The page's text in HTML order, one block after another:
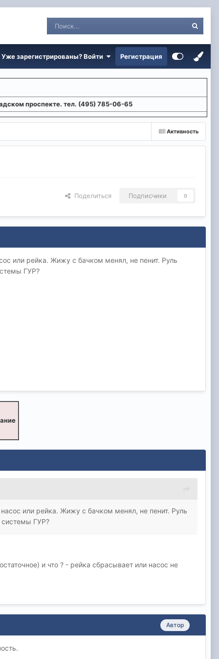
Уже зарегистрированы? Войти Регистрация
проспекте. тел. (495) 785-06-65
Активность
Поделиться Подписчики 0
или рейка. Жижу с бачком менял, не пенит. Руль
ГУР?
или рейка. Жижу с бачком менял, не пенит. Руль
системы ГУР?
и что ? - рейка сбрасывает или насос не
Автор